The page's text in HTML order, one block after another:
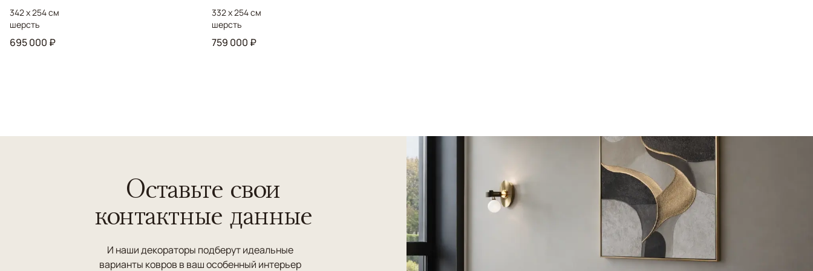
342 x 254 см
шерсть
695 000 ₽
332 x 254 см
шерсть
759 000 ₽
Оставьте свои
контактные данные
И наши декораторы подберут идеальные
варианты ковров в ваш особенный интерьер